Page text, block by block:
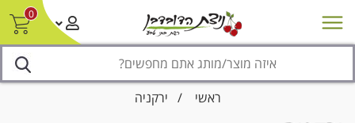
0
מבצעים סניפים צור קשר/ביטול הזמנה
ראשי / ירקניה